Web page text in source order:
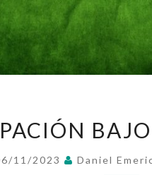
LA
11/2023 Daniel